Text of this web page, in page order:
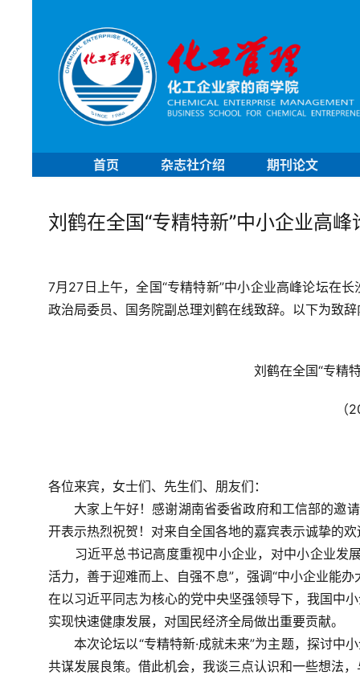
首页 杂志社介绍 期刊论文
刘鹤在全国“专精特新”中小企业高
7月27日上午，全国“专精特新”中小企业高峰论坛在
政治局委员、国务院副总理刘鹤在线致辞。以下为致
刘鹤在全国“专精
（
各位来宾，女士们、先生们、朋友们：
大家上午好！感谢湖南省委省政府和工信部的邀请
开表示热烈祝贺！对来自全国各地的嘉宾表示诚挚的欢
习近平总书记高度重视中小企业，对中小企业发
活力，善于迎难而上、自强不息”，强调“中小企业能
在以习近平同志为核心的党中央坚强领导下，我国中
实现快速健康发展，对国民经济全局做出重要贡献。
本次论坛以“专精特新·成就未来”为主题，探讨中
共谋发展良策。借此机会，我谈三点认识和一些想法